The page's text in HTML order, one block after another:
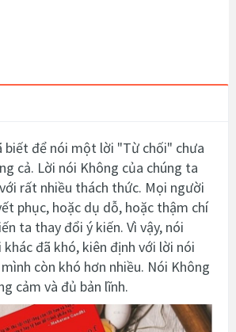
biết để nói một lời "Từ chối" chưa
cả. Lời nói Không của chúng ta
rất nhiều thách thức. Mọi người
phục, hoặc dụ dỗ, hoặc thậm chí
ta thay đổi ý kiến. Vì vậy, nói
đã khó, kiên định với lời nói
còn khó hơn nhiều. Nói Không
cảm và đủ bản lĩnh.